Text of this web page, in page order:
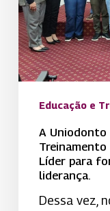
sobre
Comportamento
de
Líder
fortalecer
habilidades
liderança.
Educação e
A Uniodonto
Líder para
liderança.
Dessa vez,